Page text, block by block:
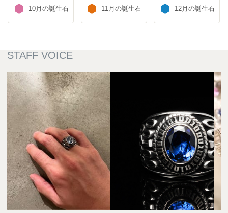
10月の誕生石 11月の誕生石 12月の誕生石